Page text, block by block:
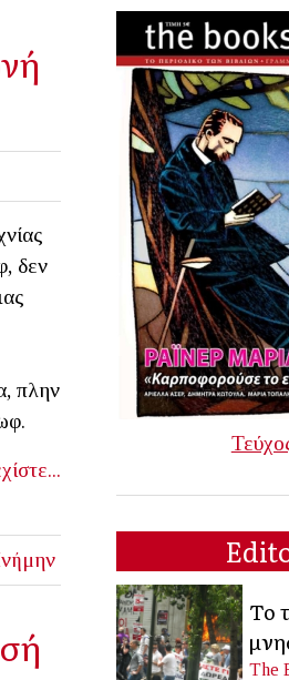
δεν
πλην
Το
The